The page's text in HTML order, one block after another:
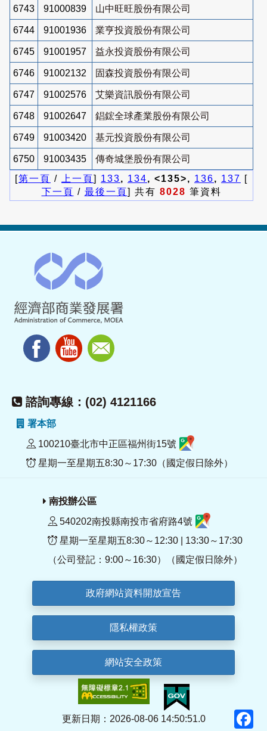
6743 91000839 山中旺旺股份有限公司
6744 91001936 業亨投資股份有限公司
6745 91001957 益永投資股份有限公司
6746 91002132 固森投資股份有限公司
6747 91002576 艾樂資訊股份有限公司
6748 91002647 錩鋐全球產業股份有限公司
6749 91003420 基元投資股份有限公司
6750 91003435
傳奇城堡股份有限公司
[第一頁 / 上一頁] 133, 134, <135>, 136, 137 [
下一頁 / 最後一頁] 共有 8028 筆資料
諮詢專線：(02) 4121166
署本部
100210臺北市中正區福州街15號
星期一至星期五8:30～17:30（國定假日除外）
南投辦公區
540202南投縣南投市省府路4號
星期一至星期五8:30～12:30 | 13:30～17:30
（公司登記：9:00～16:30）（國定假日除外）
政府網站資料開放宣告
隱私權政策
網站安全政策
更新日期：2026-08-06 14:50:51.0